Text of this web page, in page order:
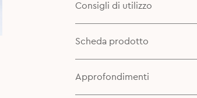
Consigli di utilizzo
Scheda prodotto
Approfondimenti